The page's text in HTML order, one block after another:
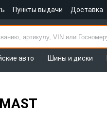
Пункты выдачи Доставка
авто Шины и диски